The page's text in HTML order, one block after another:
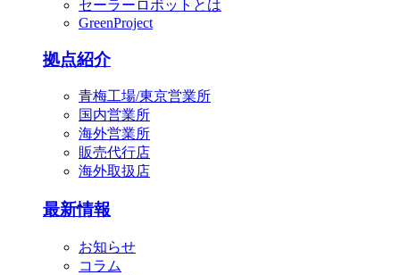
セーラーロボットとは
GreenProject
拠点紹介
青梅工場/東京営業所
国内営業所
海外営業所
販売代行店
海外取扱店
最新情報
お知らせ
コラム